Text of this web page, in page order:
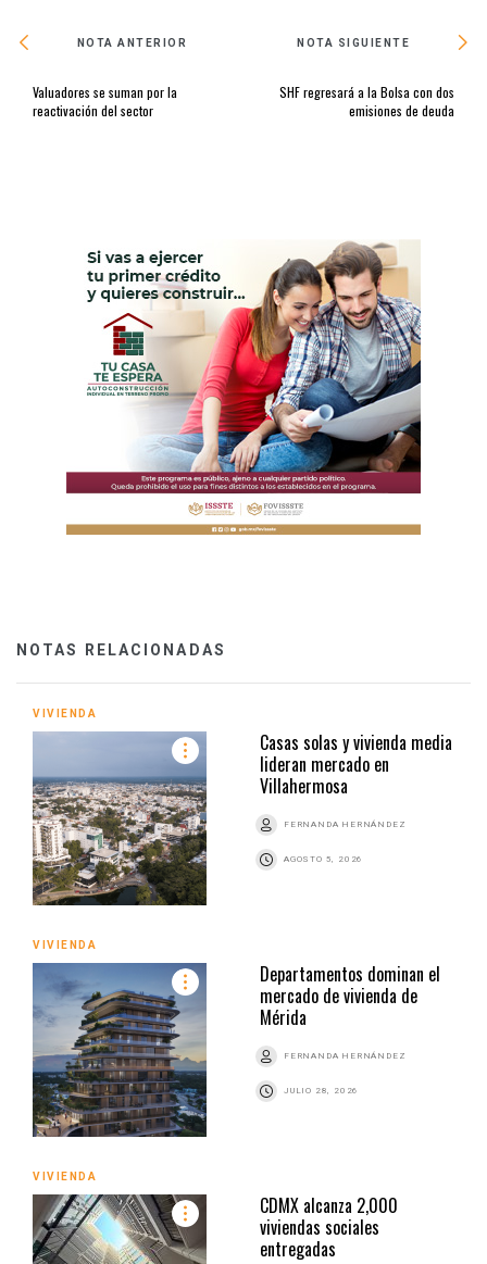
NOTA ANTERIOR
Valuadores se suman por la
reactivación del sector
NOTA SIGUIENTE
SHF regresará a la Bolsa con dos
emisiones de deuda
NOTAS RELACIONADAS
VIVIENDA
Casas solas y vivienda media
lideran mercado en
Villahermosa
FERNANDA HERNÁNDEZ
AGOSTO 5, 2026
VIVIENDA
Departamentos dominan el
mercado de vivienda de
Mérida
FERNANDA HERNÁNDEZ
JULIO 28, 2026
VIVIENDA
CDMX alcanza 2,000
viviendas sociales
entregadas